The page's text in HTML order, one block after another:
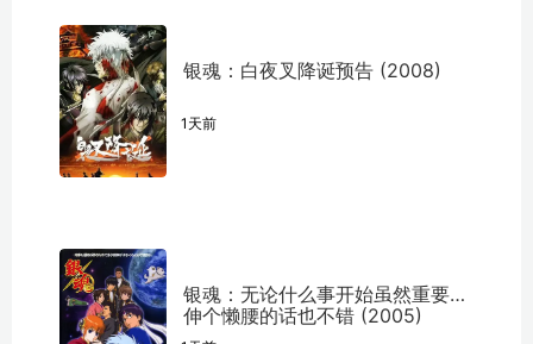
银魂：白夜叉降诞预告 (2008)
1天前
银魂：无论什么事开始虽然重要但
伸个懒腰的话也不错 (2005)